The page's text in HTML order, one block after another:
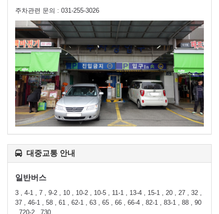
주차관련 문의 : 031-255-3026
대중교통 안내
일반버스
3 , 4-1 , 7 , 9-2 , 10 , 10-2 , 10-5 , 11-1 , 13-4 , 15-1 , 20 , 27 , 32 ,
37 , 46-1 , 58 , 61 , 62-1 , 63 , 65 , 66 , 66-4 , 82-1 , 83-1 , 88 , 90
, 720-2 , 730